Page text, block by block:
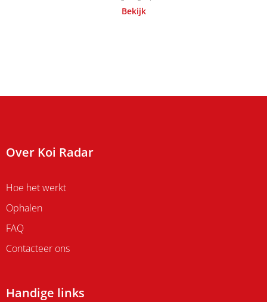
Bekijk
Over Koi Radar
Hoe het werkt
Ophalen
FAQ
Contacteer ons
Handige links